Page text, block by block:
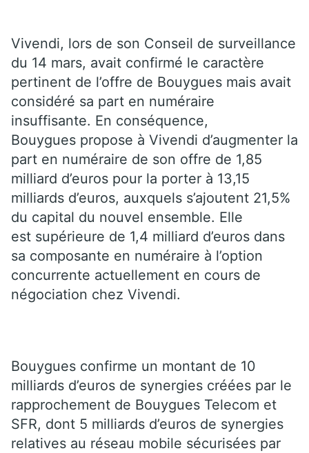
Vivendi, lors de son Conseil de surveillance
du 14 mars, avait confirmé le caractère
pertinent de l’offre de Bouygues mais avait
considéré sa part en numéraire
insuffisante. En conséquence,
Bouygues propose à Vivendi d’augmenter la
part en numéraire de son offre de 1,85
milliard d’euros pour la porter à 13,15
milliards d’euros, auxquels s’ajoutent 21,5%
du capital du nouvel ensemble. Elle
est supérieure de 1,4 milliard d’euros dans
sa composante en numéraire à l’option
concurrente actuellement en cours de
négociation chez Vivendi.
Bouygues confirme un montant de 10
milliards d’euros de synergies créées par le
rapprochement de Bouygues Telecom et
SFR, dont 5 milliards d’euros de synergies
relatives au réseau mobile sécurisées par